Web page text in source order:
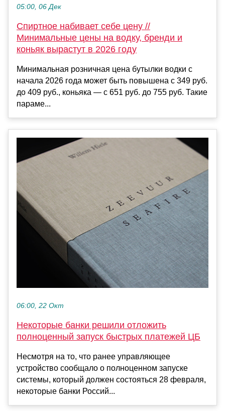
05:00, 06 Дек
Спиртное набивает себе цену //
Минимальные цены на водку, бренди и
коньяк вырастут в 2026 году
Минимальная розничная цена бутылки водки с
начала 2026 года может быть повышена с 349 руб.
до 409 руб., коньяка — с 651 руб. до 755 руб. Такие
параме...
06:00, 22 Окт
Некоторые банки решили отложить
полноценный запуск быстрых платежей ЦБ
Несмотря на то, что ранее управляющее
устройство сообщало о полноценном запуске
системы, который должен состояться 28 февраля,
некоторые банки Россий...